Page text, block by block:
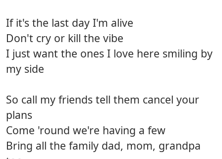
If it's the last day I'm alive
Don't cry or kill the vibe
I just want the ones I love here smiling by
my side
So call my friends tell them cancel your
plans
Come 'round we're having a few
Bring all the family dad, mom, grandpa